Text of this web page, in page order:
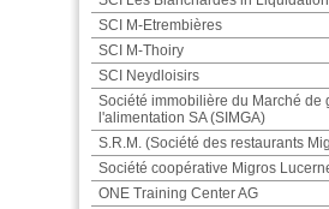
SCI M-Etrembières
SCI M-Thoiry
SCI Neydloisirs
Société immobilière du Marché de
l'alimentation SA (SIMGA)
S.R.M. (Société des restaurants
Société coopérative Migros
ONE Training Center AG